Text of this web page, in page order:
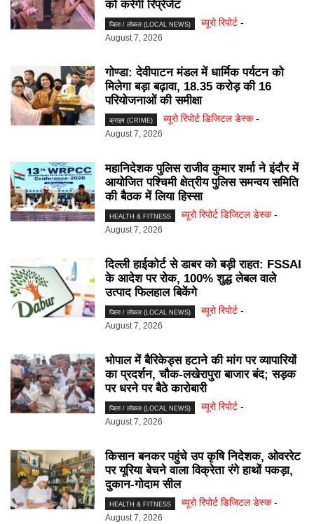
को करेंगी रिप्रेजेंट
जिला / लोकल (LOCAL NEWS) ब्यूरो रिपोर्ट -
August 7, 2026
गोण्डा: देवीपाटन मंडल में धार्मिक पर्यटन को
मिलेगा बड़ा बढ़ावा, 18.35 करोड़ की 16
परियोजनाओं की समीक्षा
क्राइम (CRIME) ब्यूरो रिपोर्ट डिजिटल डेस्क -
August 7, 2026
महानिदेशक पुलिस राजीव कुमार शर्मा ने इंदौर में
आयोजित पश्चिमी क्षेत्रीय पुलिस समन्वय समिति
की बैठक में लिया हिस्सा
HEALTH & FITNESS ब्यूरो रिपोर्ट डिजिटल डेस्क -
August 7, 2026
दिल्ली हाईकोर्ट से डाबर को बड़ी राहत: FSSAI
के आदेश पर रोक, 100% शुद्ध लेबल वाले
उत्पाद फिलहाल बिकेंगे
जिला / लोकल (LOCAL NEWS) ब्यूरो रिपोर्ट -
August 7, 2026
भोपाल में बैरिकेड्स हटाने की मांग पर व्यापारियों
का प्रदर्शन, चौक-लखेरापुरा बाजार बंद; सड़क
पर धरने पर बैठे कारोबारी
जिला / लोकल (LOCAL NEWS) ब्यूरो रिपोर्ट -
August 7, 2026
किसान बनकर पहुंचे उप कृषि निदेशक, ओवररेट
पर यूरिया बेचने वाला विक्रेता रंगे हाथों पकड़ा,
दुकान-गोदाम सील
HEALTH & FITNESS ब्यूरो रिपोर्ट डिजिटल डेस्क -
August 7, 2026